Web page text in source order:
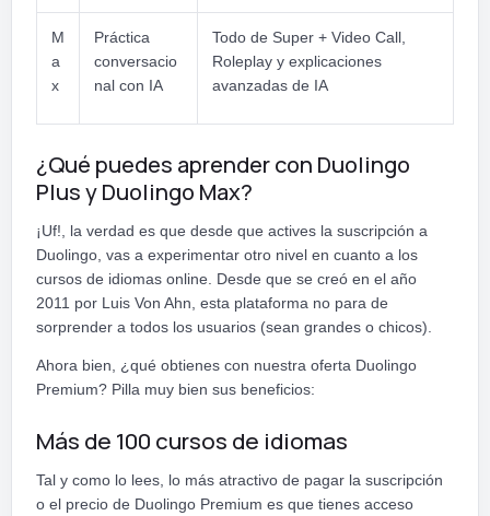
M
a
x
Práctica
conversacio
nal con IA
Todo de Super + Video Call,
Roleplay y explicaciones
avanzadas de IA
¿Qué puedes aprender con Duolingo
Plus y Duolingo Max?
¡Uf!, la verdad es que desde que actives la suscripción a
Duolingo, vas a experimentar otro nivel en cuanto a los
cursos de idiomas online. Desde que se creó en el año
2011 por Luis Von Ahn, esta plataforma no para de
sorprender a todos los usuarios (sean grandes o chicos).
Ahora bien, ¿qué obtienes con nuestra oferta Duolingo
Premium? Pilla muy bien sus beneficios:
Más de 100 cursos de idiomas
Tal y como lo lees, lo más atractivo de pagar la suscripción
o el precio de Duolingo Premium es que tienes acceso